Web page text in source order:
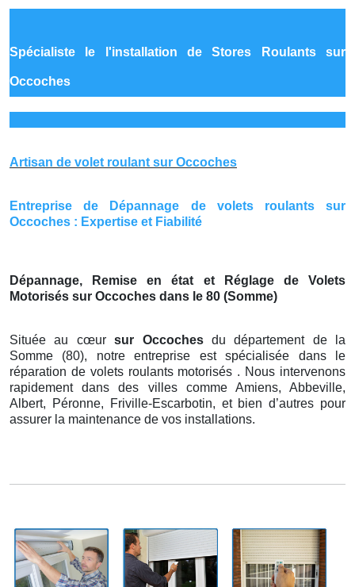
Spécialiste le l'installation de Stores Roulants sur
Occoches
Artisan de volet roulant sur Occoches
Entreprise de Dépannage de volets roulants sur
Occoches : Expertise et Fiabilité
Dépannage, Remise en état et Réglage de Volets
Motorisés sur Occoches dans le 80 (Somme)
Située au cœursur Occoches du département de la
Somme (80), notre entreprise est spécialisée dans le
réparation de volets roulants motorisés . Nous intervenons
rapidement dans des villes comme Amiens, Abbeville,
Albert, Péronne, Friville-Escarbotin, et bien d’autres pour
assurer la maintenance de vos installations.